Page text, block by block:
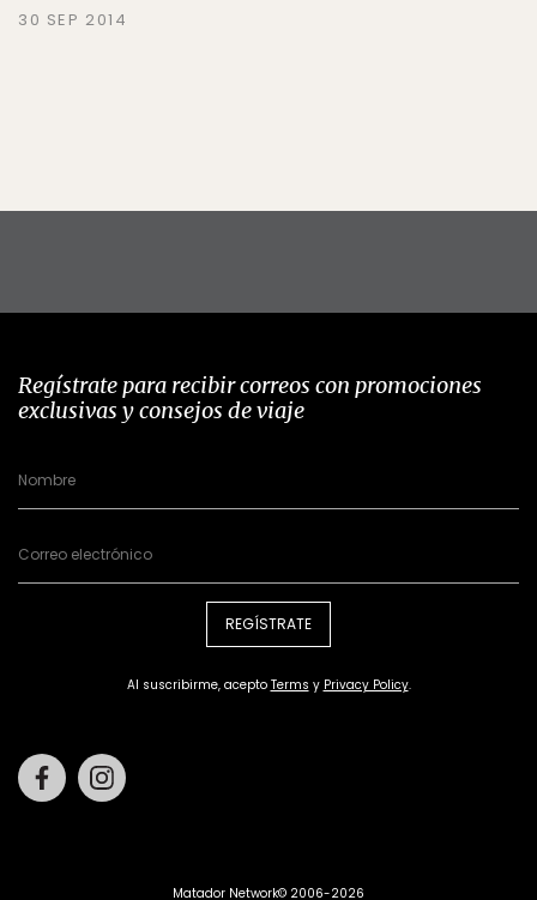
30 SEP 2014
Regístrate para recibir correos con promociones
exclusivas y consejos de viaje
REGÍSTRATE
Al suscribirme, acepto Terms y Privacy Policy.
Facebook
Matador Network© 2006-2026